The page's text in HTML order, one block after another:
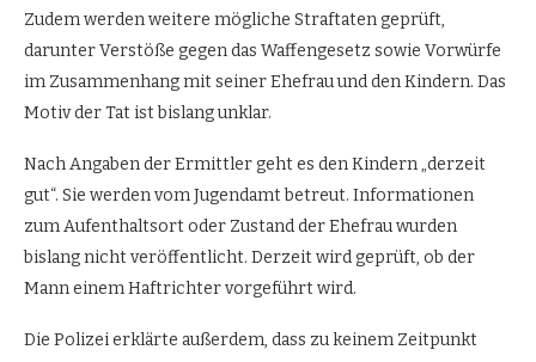
Zudem werden weitere mögliche Straftaten geprüft,
darunter Verstöße gegen das Waffengesetz sowie Vorwürfe
im Zusammenhang mit seiner Ehefrau und den Kindern. Das
Motiv der Tat ist bislang unklar.
Nach Angaben der Ermittler geht es den Kindern „derzeit
gut“. Sie werden vom Jugendamt betreut. Informationen
zum Aufenthaltsort oder Zustand der Ehefrau wurden
bislang nicht veröffentlicht. Derzeit wird geprüft, ob der
Mann einem Haftrichter vorgeführt wird.
Die Polizei erklärte außerdem, dass zu keinem Zeitpunkt